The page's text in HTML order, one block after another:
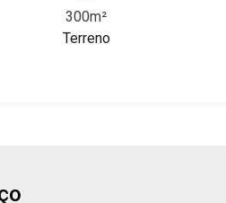
Praça das Flores,
1, 2 e 3, Colina do Sabiá, San
Mata, Villa Dei Fiori, Vivendas
imóvel que a Martinelli
selecionou para você: -
locação de casas térreas,
300m²
Terreno